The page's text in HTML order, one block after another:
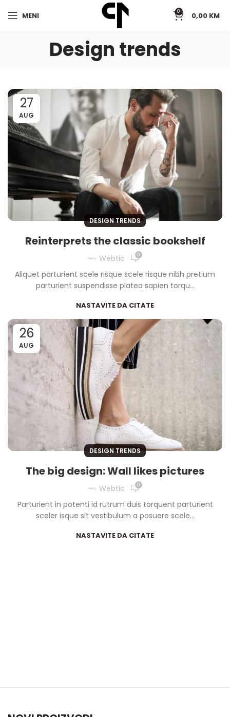
MENI 0 0,00 KM
Design trends
27
AUG
DESIGN TRENDS
Reinterprets the classic bookshelf
Webtic 0
Aliquet parturient scele risque scele risque nibh pretium
parturient suspendisse platea sapien torqu...
NASTAVITE DA CITATE
26
AUG
DESIGN TRENDS
The big design: Wall likes pictures
Webtic 0
Parturient in potenti id rutrum duis torquent parturient
sceler isque sit vestibulum a posuere scele...
NASTAVITE DA CITATE